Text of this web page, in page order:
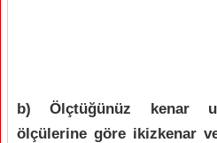
b) Ölçtüğünüz kenar
ölçülerine göre ikizkenar